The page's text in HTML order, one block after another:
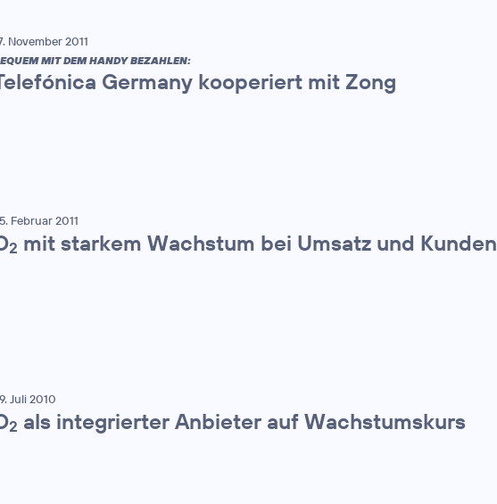
November 2011
MIT DEM HANDY BEZAHLEN:
Germany kooperiert mit Zong
Februar 2011
2 mit starkem Wachstum bei Umsatz und Kunden
Juli 2010
2 als integrierter Anbieter auf Wachstumskurs